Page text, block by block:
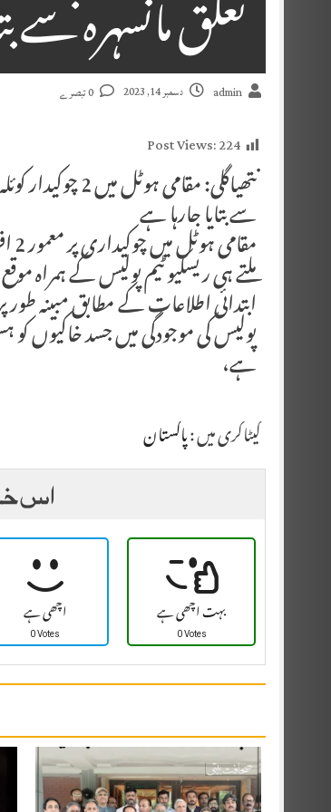
تعلق مانسہرہ سے
admin دسمبر 14, 2023
Post Views:224
نتھیاگلی: سے بتایا جارہا ہے
ملتے ہی ریسکیو ٹیم پولیس کے ہمراہ
ابتدائی اطلاعات کے مطابق مبینہ
پولیس کی موجودگی میں جسد خاکیوں کو
ہے،
کیٹاگری میں :پاکستان
اس
اچھی ہے
0 Votes بہت اچھی ہے
0 Votes